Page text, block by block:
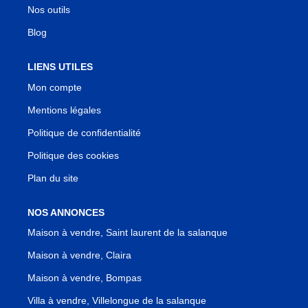
Nos outils
Blog
LIENS UTILES
Mon compte
Mentions légales
Politique de confidentialité
Politique des cookies
Plan du site
NOS ANNONCES
Maison à vendre, Saint laurent de la salanque
Maison à vendre, Claira
Maison à vendre, Bompas
Villa à vendre, Villelongue de la salanque